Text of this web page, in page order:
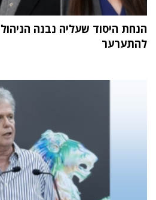
הנחת היסוד שעליה נבנה
להתערער